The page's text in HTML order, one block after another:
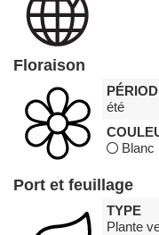
Floraison
été
Blanc
Port et feuillage
TYPE
Plante